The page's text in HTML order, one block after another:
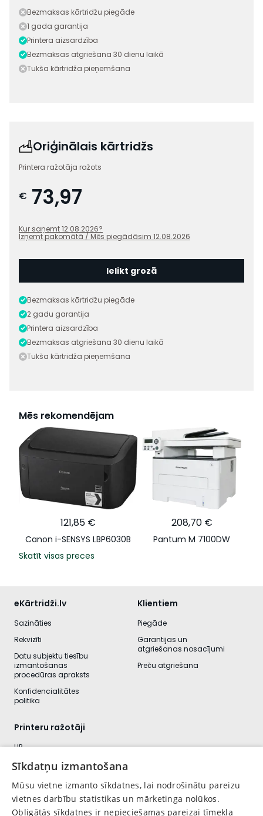
Bezmaksas kārtridžu piegāde
1 gada garantija
Printera aizsardzība
Bezmaksas atgriešana 30 dienu laikā
Tukša kārtridža pieņemšana
Oriģinālais kārtridžs
Printera ražotāja ražots
€ 73,97
Kur saņemt12.08.2026?
Izņemt pakomātā / Mēs piegādāsim 12.08.2026
Ielikt grozā
Bezmaksas kārtridžu piegāde
2 gadu garantija
Printera aizsardzība
Bezmaksas atgriešana 30 dienu laikā
Tukša kārtridža pieņemšana
Mēs rekomendējam
121,85 €
Canon i-SENSYS LBP6030B
208,70 €
Pantum M 7100DW
Skatīt visas preces
eKārtridži.lv
Sazināties
Rekvizīti
Datu subjektu tiesību
izmantošanas
procedūras apraksts
Konfidencialitātes
politika
Klientiem
Piegāde
Garantijas un
atgriešanas nosacījumi
Preču atgriešana
Printeru ražotāji
HP
Canon
Kyocera
Brother
Lexmark
Sīkdatņu izmantošana
Mūsu vietne izmanto sīkdatnes, lai nodrošinātu pareizu
vietnes darbību statistikas un mārketinga nolūkos.
Obligātās sīkdatnes ir nepieciešamas pareizai tīmekļa